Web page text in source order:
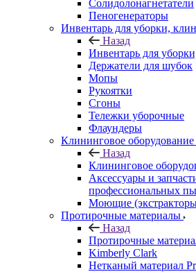
Солидолонагнетатели
Пеногенераторы
Инвентарь для уборки,
Назад
Инвентарь для
Держатели для шубок
Мопы
Рукоятки
Сгоны
Тележки уборочные
Флаундеры
Клининговое оборудование
Назад
Клининговое
Аксессуары и
профессиональных
Моющие
Протирочные материалы
Назад
Протирочные
Kimberly Clark
Нетканый материал